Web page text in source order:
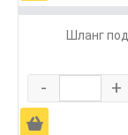
Шланг
- +
Ä